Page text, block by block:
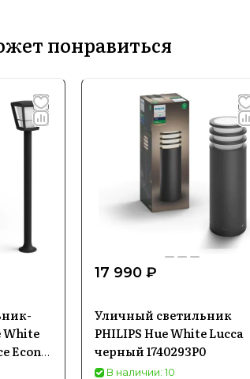
понравиться
White
Econic
17 990 ₽
Уличный светильник
PHILIPS Hue White Lucca
черный 1740293P0
В наличии: 10